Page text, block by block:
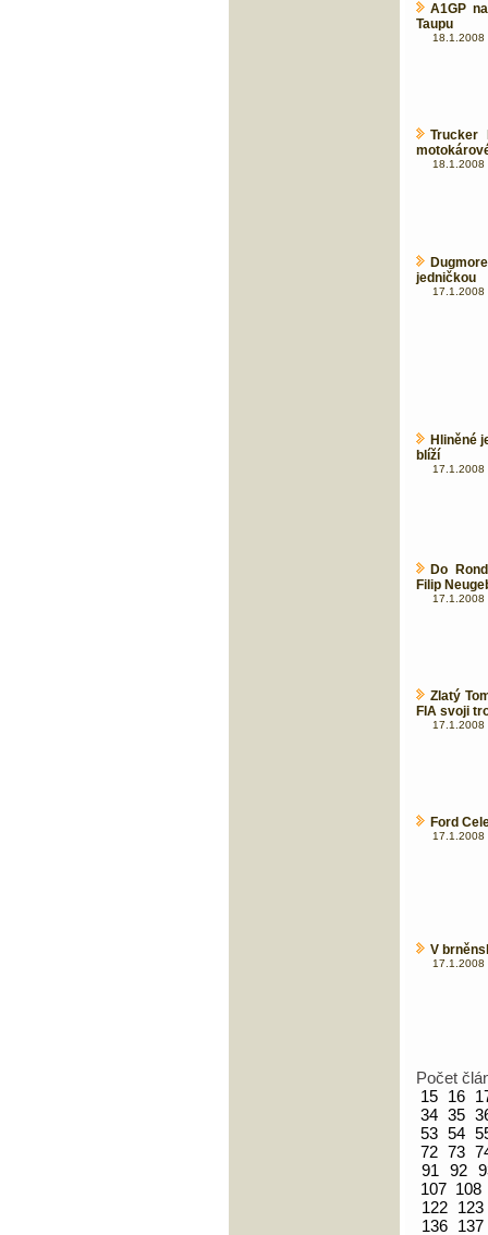
A1GP
Taupu
18.1.2008
Trucker
18.1.2008
jedničkou
17.1.2008
Hliněné
blíží
17.1.2008
Do
Filip
17.1.2008
Zlatý
FIA svoji
17.1.2008
Ford
17.1.2008
V
17.1.2008
Počet
15 16
34 35
53 54
72 73
91
92
107 108
122
123
136
137